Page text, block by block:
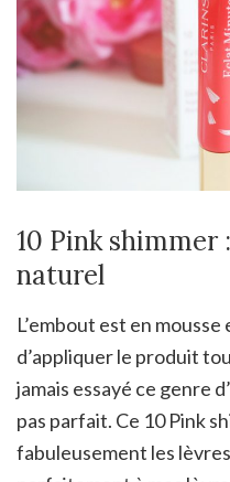
10 Pink shimmer
naturel
L’embout est en
d’appliquer le produit
jamais essayé ce genre
pas parfait. Ce 10 Pink
fabuleusement les